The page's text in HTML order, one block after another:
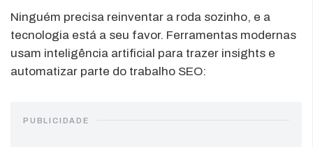
Ninguém precisa reinventar a roda sozinho, e a
tecnologia está a seu favor. Ferramentas modernas
usam inteligência artificial para trazer insights e
automatizar parte do trabalho SEO:
PUBLICIDADE